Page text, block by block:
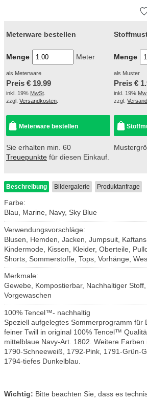
Meterware bestellen
Menge Meter
als Meterware
Preis € 19.99
inkl. 19% MwSt
zzgl. Versandkosten
Meterware bestellen
Sie erhalten min. 60
Treuepunkte für diesen Einkauf.
Menge
als Muster
Preis €
inkl. 19%
zzgl.
Beschreibung Bildergalerie Produktanfrage
Farbe:
Blau, Marine, Navy, Sky Blue
Verwendungsvorschläge:
Blusen, Hemden, Jacken, Jumpsuit,
Kindermode, Kissen, Kleider, Oberteile,
Shorts, Sommerstoffe, Tops, Vorhänge,
Merkmale:
Gewebe, Kompostierbar, Nachhaltiger Stoff,
Vorgewaschen
100% Tencel™- nachhaltig
Speziell aufgelegtes Sommerprogramm für
feiner Twill in original 100% Tencel™
mittelblaue Navy-Art. 1802. Weitere Farben
1790-Schneeweiß, 1792-Pink, 1791-Grün-
1794-tiefes Dunkelblau.
Wichtig: Bitte beachten Sie, dass es